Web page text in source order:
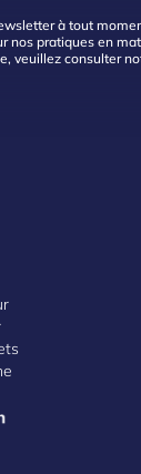
à tout
nos pratiques en
veuillez consulter